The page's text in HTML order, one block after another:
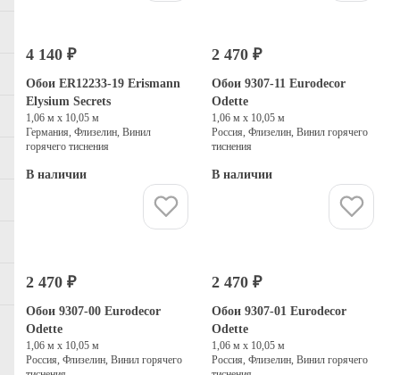
4 140 ₽
Обои ER12233-19 Erismann
Elysium Secrets
1,06 м х 10,05 м
Германия, Флизелин, Винил
горячего тиснения
В наличии
2 470 ₽
Обои 9307-11 Eurodecor
Odette
1,06 м х 10,05 м
Россия, Флизелин, Винил горячего
тиснения
В наличии
2 470 ₽
Обои 9307-00 Eurodecor
Odette
1,06 м х 10,05 м
Россия, Флизелин, Винил горячего
2 470 ₽
Обои 9307-01 Eurodecor
Odette
1,06 м х 10,05 м
Россия, Флизелин, Винил горячего